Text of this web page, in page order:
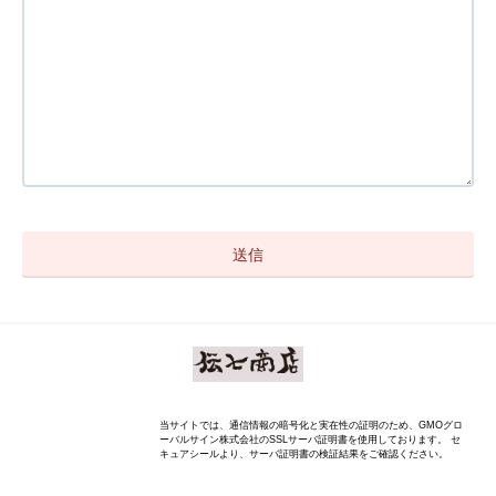
当サイトでは、通信情報の暗号化と実在性の証明のため、GMOグロ
ーバルサイン株式会社のSSLサーバ証明書を使用しております。 セ
キュアシールより、サーバ証明書の検証結果をご確認ください。